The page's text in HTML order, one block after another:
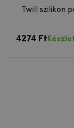
Twill szilikon
4274 Ft